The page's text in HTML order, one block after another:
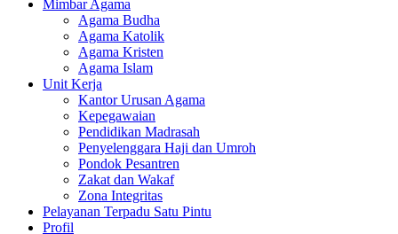
Mimbar Agama
Agama Budha
Agama Katolik
Agama Kristen
Agama Islam
Unit Kerja
Kantor Urusan Agama
Kepegawaian
Pendidikan Madrasah
Penyelenggara Haji dan Umroh
Pondok Pesantren
Zakat dan Wakaf
Zona Integritas
Pelayanan Terpadu Satu Pintu
Profil